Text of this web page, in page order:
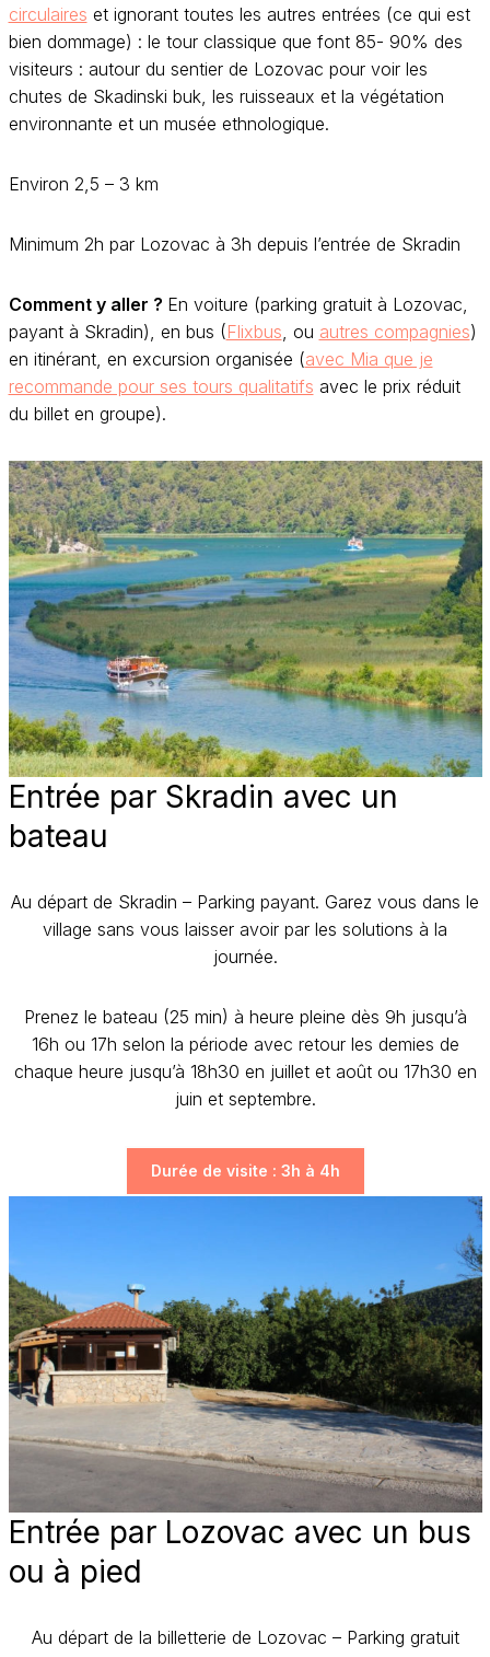
circulaires et ignorant toutes les autres entrées (ce qui est
bien dommage) : le tour classique que font 85- 90% des
visiteurs : autour du sentier de Lozovac pour voir les
chutes de Skadinski buk, les ruisseaux et la végétation
environnante et un musée ethnologique.
Environ 2,5 – 3 km
Minimum 2h par Lozovac à 3h depuis l’entrée de Skradin
Comment y aller ? En voiture (parking gratuit à Lozovac,
payant à Skradin), en bus (Flixbus, ou autres compagnies)
en itinérant, en excursion organisée (avec Mia que je
recommande pour ses tours qualitatifs avec le prix réduit
du billet en groupe).
Entrée par Skradin avec un
bateau
Au départ de Skradin – Parking payant. Garez vous dans le
village sans vous laisser avoir par les solutions à la
journée.
Prenez le bateau (25 min) à heure pleine dès 9h jusqu’à
16h ou 17h selon la période avec retour les demies de
chaque heure jusqu’à 18h30 en juillet et août ou 17h30 en
juin et septembre.
Durée de visite : 3h à 4h
Entrée par Lozovac avec un bus
ou à pied
Au départ de la billetterie de Lozovac – Parking gratuit